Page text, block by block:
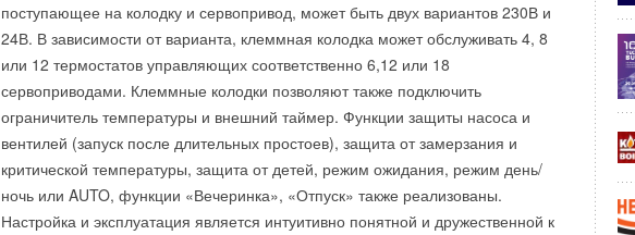
поступающее на колодку и сервопривод, может быть двух вариантов 230В и
24В. В зависимости от варианта, клеммная колодка может обслуживать 4, 8
или 12 термостатов управляющих соответственно 6,12 или 18
сервоприводами. Клеммные колодки позволяют также подключить
ограничитель температуры и внешний таймер. Функции защиты насоса и
вентилей (запуск после длительных простоев), защита от замерзания и
критической температуры, защита от детей, режим ожидания, режим день/
ночь или AUTO, функции «Вечеринка», «Отпуск» также реализованы.
Настройка и эксплуатация является интуитивно понятной и дружественной к